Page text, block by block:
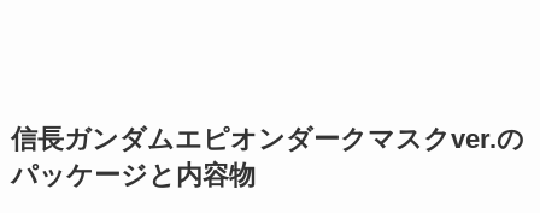
信長ガンダムエピオンダークマスクver.の
パッケージと内容物